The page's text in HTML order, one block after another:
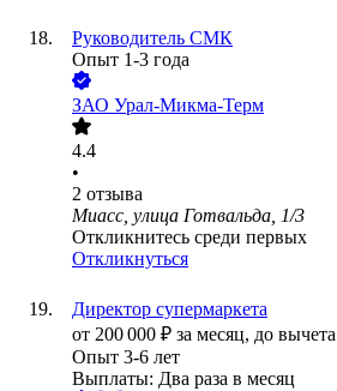
Руководитель СМК
Опыт 1-3 года
ЗАО Урал-Микма-Терм
4.4
•
2 отзыва
Миасс, улица Готвальда, 1/3
Откликнитесь среди первых
Откликнуться
Директор супермаркета
от 200 000 ₽ за месяц, до
Опыт 3-6 лет
Выплаты: Два раза в месяц